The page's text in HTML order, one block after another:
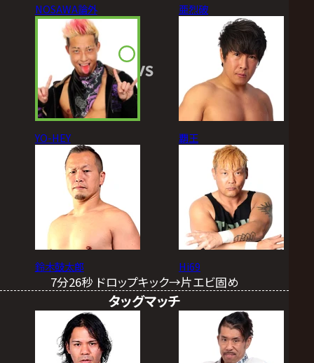
NOSAWA論外
YO-HEY
鈴木鼓太郎
VS
亜烈破
覇王
Hi69
7分26秒 ドロップキック→片エビ固め
タッグマッチ